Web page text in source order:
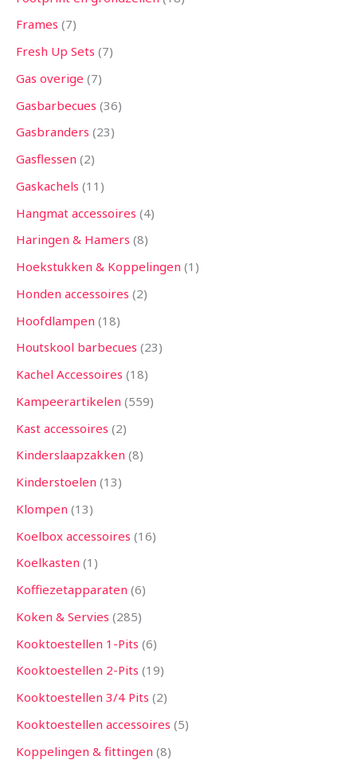
Frames 7
Fresh Up Sets 7
Gas overige 7
Gasbarbecues 36
Gasbranders 23
Gasflessen 2
Gaskachels 11
Hangmat accessoires 4
Haringen & Hamers 8
Hoekstukken & Koppelingen 1
Honden accessoires 2
Hoofdlampen 18
Houtskool barbecues 23
Kachel Accessoires 18
Kampeerartikelen 559
Kast accessoires 2
Kinderslaapzakken 8
Kinderstoelen 13
Klompen 13
Koelbox accessoires 16
Koelkasten 1
Koffiezetapparaten 6
Koken & Servies 285
Kooktoestellen 1-Pits 6
Kooktoestellen 2-Pits 19
Kooktoestellen 3/4 Pits 2
Kooktoestellen accessoires 5
Koppelingen & fittingen 8